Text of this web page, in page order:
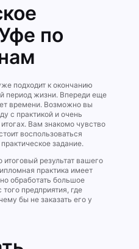
по
подходит к окончанию
период жизни. Впереди еще
времени. Возможно вы
с практикой и очень
Вам знакомо чувство
воспользоваться
задание.
результат вашего
практика имеет
обработать большое
предприятия, где
бы не заказать его у